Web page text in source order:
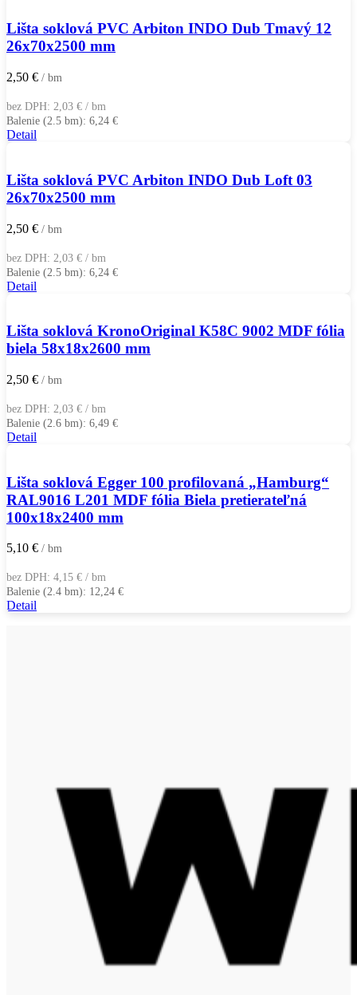
Lišta soklová PVC Arbiton INDO Dub Tmavý 12
26x70x2500 mm
2,50 € / bm
bez DPH: 2,03 € / bm
Balenie (2.5 bm): 6,24 €
Detail
Lišta soklová PVC Arbiton INDO Dub Loft 03
26x70x2500 mm
2,50 € / bm
bez DPH: 2,03 € / bm
Balenie (2.5 bm): 6,24 €
Detail
Lišta soklová KronoOriginal K58C 9002 MDF fólia
biela 58x18x2600 mm
2,50 € / bm
bez DPH: 2,03 € / bm
Balenie (2.6 bm): 6,49 €
Detail
Lišta soklová Egger 100 profilovaná „Hamburg“
RAL9016 L201 MDF fólia Biela pretierateľná
100x18x2400 mm
5,10 € / bm
bez DPH: 4,15 € / bm
Balenie (2.4 bm): 12,24 €
Detail